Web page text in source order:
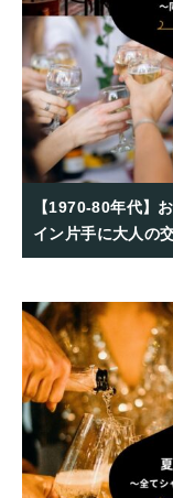
【1970-80年代】
イン片手に大人の